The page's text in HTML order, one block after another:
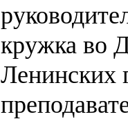
кружка во
Ленинских